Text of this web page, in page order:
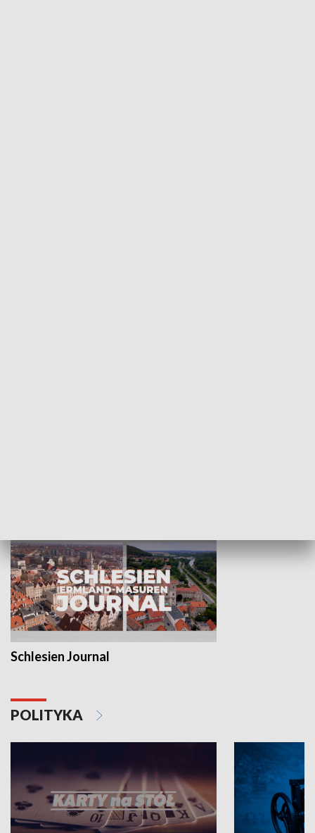
Schlesien Journal
POLITYKA